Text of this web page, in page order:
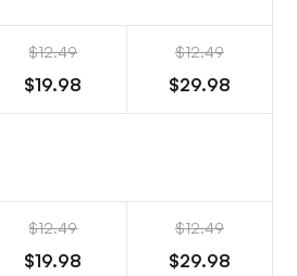
$12.49
$19.98
$12.49
$29.98
$12.49
$19.98
$12.49
$29.98